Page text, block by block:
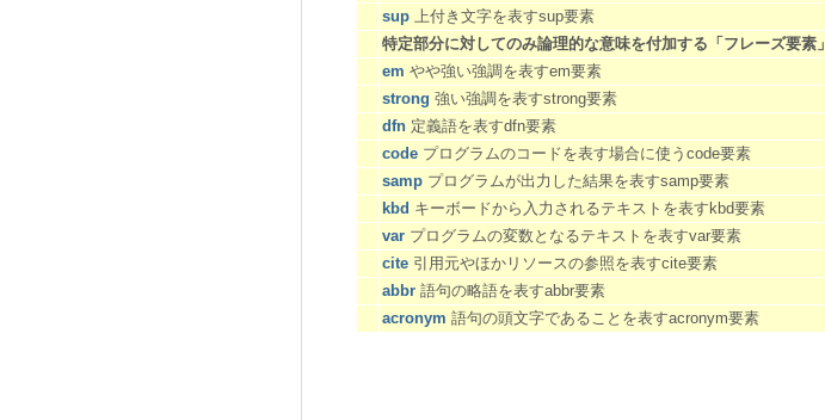
sup 上付き文字を表すsup要素
特定部分に対してのみ論理的な意味を付加する「フレーズ要素」
em やや強い強調を表すem要素
strong 強い強調を表すstrong要素
dfn 定義語を表すdfn要素
code プログラムのコードを表す場合に使うcode要素
samp プログラムが出力した結果を表すsamp要素
kbd キーボードから入力されるテキストを表すkbd要素
var プログラムの変数となるテキストを表すvar要素
cite 引用元やほかリソースの参照を表すcite要素
abbr 語句の略語を表すabbr要素
acronym 語句の頭文字であることを表すacronym要素